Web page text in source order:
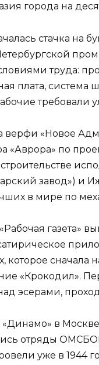
города на
стачка на
труда:
плата,
требовали
верфи «Новое
«Аврора» по
завод») и
в мире по
газета»
которое сначала
«Крокодил».
эсерами,
«Динамо» в
отряды
уже в 1944